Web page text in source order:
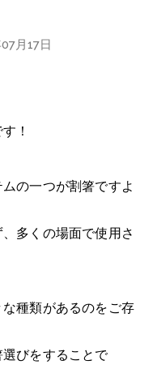
月17日
！
の一つが割箸ですよ
多くの場面で使用さ
種類があるのをご存
びをすることで